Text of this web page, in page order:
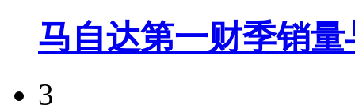
马自达第一财季销
3